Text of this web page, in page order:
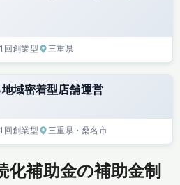
回創業型 三重県
域密着型店舗運営
回創業型 三重県 ・桑名市
化補助金の補助金制